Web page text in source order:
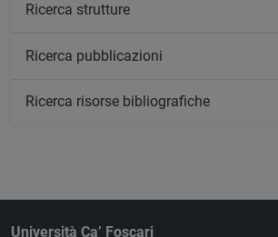
Ricerca strutture
Ricerca pubblicazioni
Ricerca risorse bibliografiche
Università Ca’ Foscari